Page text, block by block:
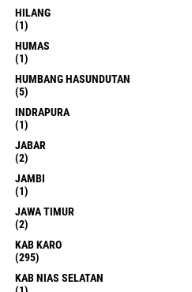
HILANG
(1)
HUMAS
(1)
HUMBANG HASUNDUTAN
(5)
INDRAPURA
(1)
JABAR
(2)
JAMBI
(1)
JAWA TIMUR
(2)
KAB KARO
(295)
KAB NIAS SELATAN